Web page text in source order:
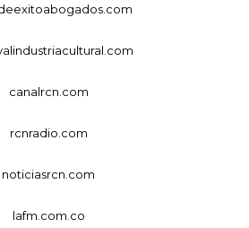
canalrcn.com
rcnradio.com
noticiasrcn.com
lafm.com.co